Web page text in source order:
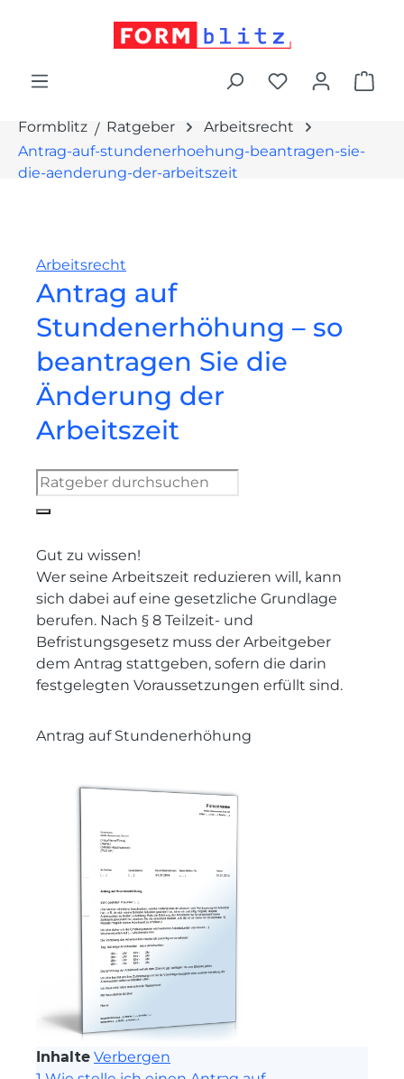
Formblitz Ratgeber
Arbeitsrecht
Antrag-auf-stundenerhoehung-beantragen-sie-
die-aenderung-der-arbeitszeit
Arbeitsrecht
Antrag auf
Stundenerhöhung – so
beantragen Sie die
Änderung der
Arbeitszeit
Gut zu wissen!
Wer seine Arbeitszeit reduzieren will, kann
sich dabei auf eine gesetzliche Grundlage
berufen. Nach § 8 Teilzeit- und
Befristungsgesetz muss der Arbeitgeber
dem Antrag stattgeben, sofern die darin
festgelegten Voraussetzungen erfüllt sind.
Antrag auf Stundenerhöhung
Inhalte Verbergen